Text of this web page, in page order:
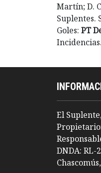
Martín; D.
Suplentes.
Goles: PT
El
DNDA: RL-